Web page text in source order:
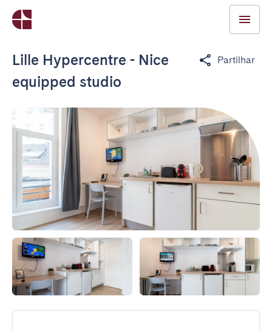
Lille Hypercentre - Nice
equipped studio
Partilhar